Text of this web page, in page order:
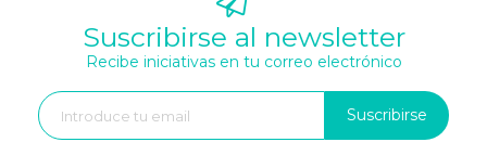
Suscribirse al newsletter
Recibe iniciativas en tu correo electrónico
Suscribirse